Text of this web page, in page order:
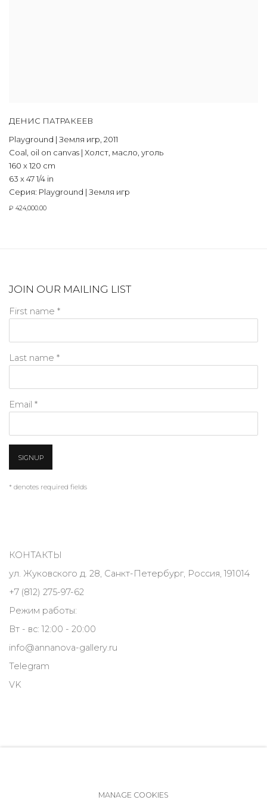
ДЕНИС ПАТРАКЕЕВ
Playground | Земля игр 2011
Coal, oil on canvas | Холст, масло, уголь
160 x 120 cm
63 x 47 1/4 in
Серия: Playground | Земля игр
₽ 424,000.00
JOIN OUR MAILING LIST
First name *
Last name *
Email *
SIGNUP
* denotes required fields
КОНТАКТЫ
ул. Жуковского д. 28, Санкт-Петербург, Россия, 191014
+7 (812) 275-97-62
Режим работы:
Вт - вс: 12:00 - 20:00
info@annanova-gallery.ru
Telegram
VK
MANAGE COOKIES